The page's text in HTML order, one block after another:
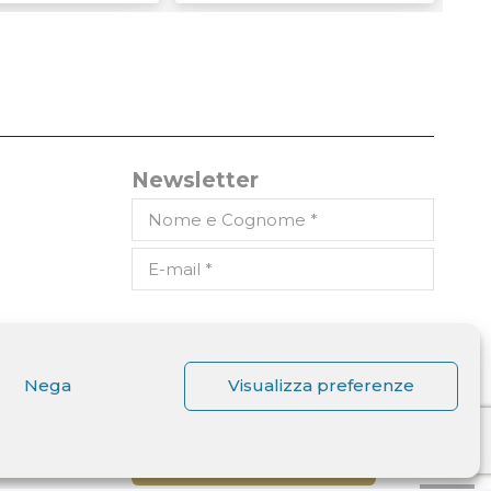
Nega Visualizza preferenze
Newsletter
dell'art. 13 del D.lgs. n. 196/2003
e di autorizzare il trattamento
dei miei dati personali.